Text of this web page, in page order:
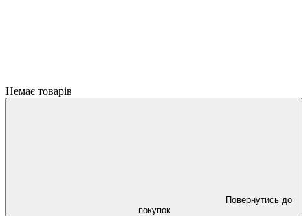
Немає товарів
Повернутись до
покупок